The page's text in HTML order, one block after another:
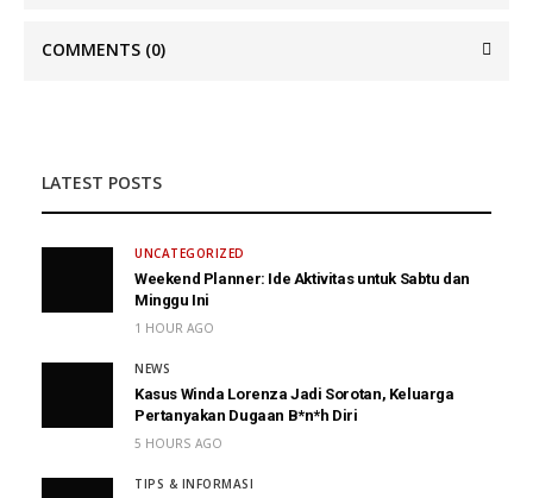
COMMENTS (0)
LATEST POSTS
UNCATEGORIZED
Weekend Planner: Ide Aktivitas untuk Sabtu dan
Minggu Ini
1 HOUR AGO
NEWS
Kasus Winda Lorenza Jadi Sorotan, Keluarga
Pertanyakan Dugaan B*n*h Diri
5 HOURS AGO
TIPS & INFORMASI